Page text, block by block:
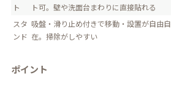
ト
ト可。壁や洗面台まわりに直接貼れる
スタ
ンド
吸盤・滑り止め付きで移動・設置が自由自
在。掃除がしやすい
ポイント